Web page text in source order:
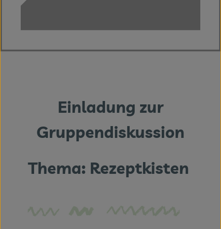
Themenwelten
Obst & Gemüse
Frischetheke
Über uns
Firmenkunden
Einladung zur
Gruppendiskussion
Thema: Rezeptkisten